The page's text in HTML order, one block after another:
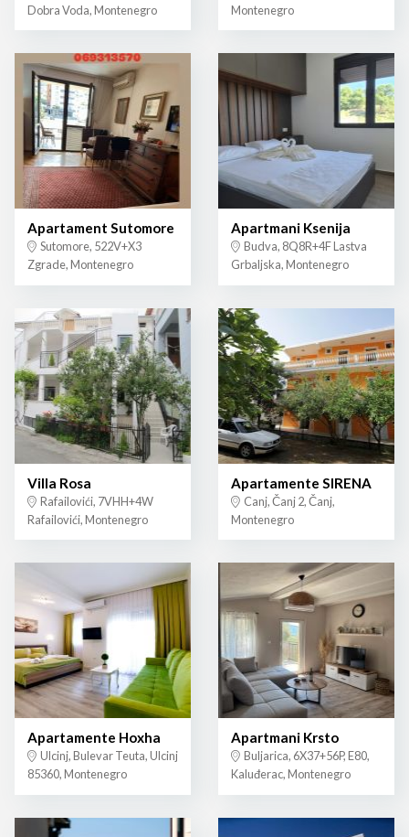
Dobra Voda, Montenegro
Montenegro
Apartament Sutomore
Sutomore, 522V+X3
Zgrade, Montenegro
Apartmani Ksenija
Budva, 8Q8R+4F Lastva
Grbaljska, Montenegro
Villa Rosa
Rafailovići, 7VHH+4W
Rafailovići, Montenegro
Apartamente SIRENA
Canj, Čanj 2, Čanj,
Montenegro
Apartamente Hoxha
Ulcinj, Bulevar Teuta, Ulcinj
85360, Montenegro
Apartmani Krsto
Buljarica, 6X37+56P, E80,
Kaluđerac, Montenegro